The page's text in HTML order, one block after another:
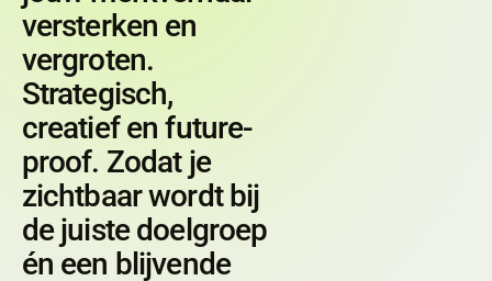
versterken en
vergroten.
Strategisch,
creatief en future-
proof. Zodat je
zichtbaar wordt bij
de juiste doelgroep
én een blijvende